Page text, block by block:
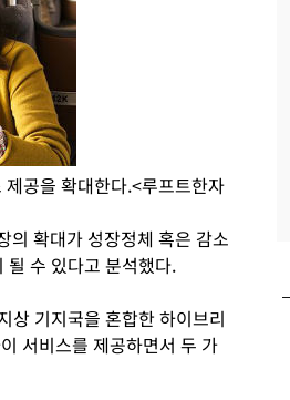
공을 확대한다.<루프트한자
의 확대가 성장정체 혹은 감소
될 수 있다고 분석했다.
상 기지국을 혼합한 하이브리
서비스를 제공하면서 두 가